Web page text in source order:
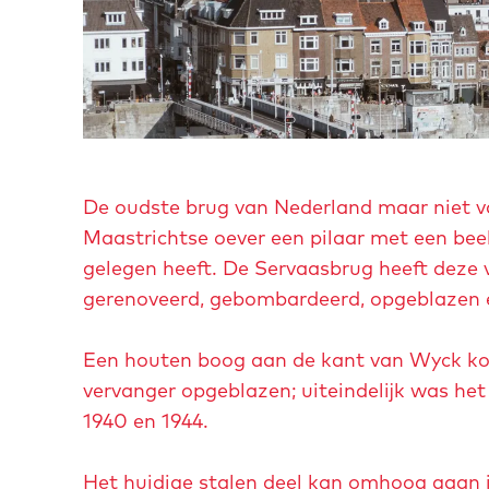
n
o
p
u
m
e
t
v
r
g
r
t
p
e
n
p
p
u
p
e
De oudste brug van Nederland maar niet
Maastrichtse oever een pilaar met een
gelegen heeft. De Servaasbrug heeft
gerenoveerd, gebombardeerd,
Een houten boog aan de kant van Wyck
vervanger opgeblazen; uiteindelijk was
1940 en 1944.
Het huidige stalen deel kan omhoog